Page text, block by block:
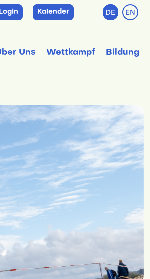
Login Kalender DE EN
Uns Wettkampf Bildung